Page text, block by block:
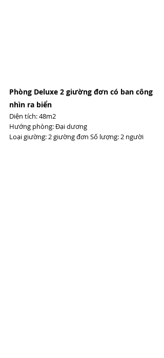
Phòng Deluxe 2 giường đơn có ban công
nhìn ra biển
Diện tích: 48m2
Hướng phòng: Đại dương
Loại giường: 2 giường đơn Số lượng: 2 người